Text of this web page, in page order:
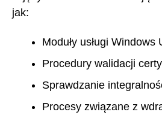
jak:
Moduły usługi Windows
Procedury walidacji
Sprawdzanie
Procesy związane z